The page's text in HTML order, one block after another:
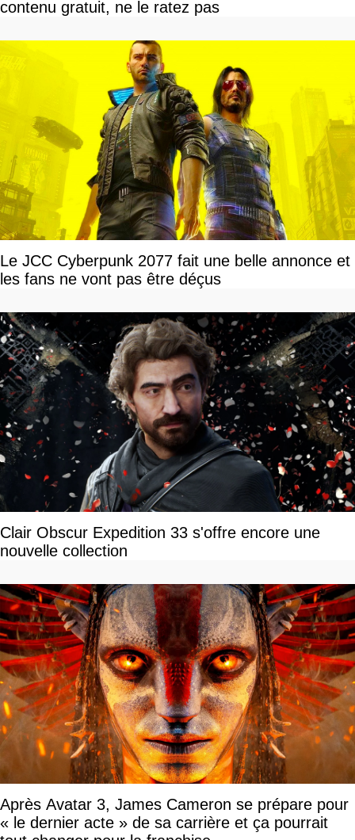
contenu gratuit, ne le ratez pas
Le JCC Cyberpunk 2077 fait une belle annonce et
les fans ne vont pas être déçus
Clair Obscur Expedition 33 s'offre encore une
nouvelle collection
Après Avatar 3, James Cameron se prépare pour
« le dernier acte » de sa carrière et ça pourrait